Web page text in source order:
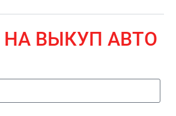
НА ВЫКУП АВТО